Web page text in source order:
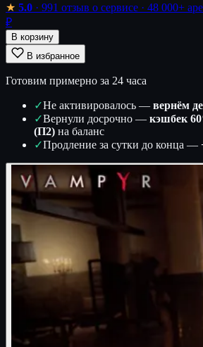
★ 5.0 · 991 отзыв о сервисе · 48 000+
₽
В корзину
В избранное
Готовим примерно за 24 часа
✓Не активировалось — вернём
✓Вернули досрочно — кэшбек
(П2) на баланс
✓Продление за сутки до конца —